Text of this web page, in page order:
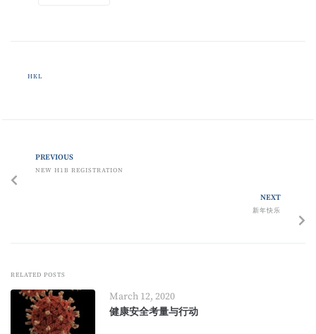
HKL
PREVIOUS
NEW H1B REGISTRATION
NEXT
新年快乐
RELATED POSTS
March 12, 2020
健康安全考量与行动